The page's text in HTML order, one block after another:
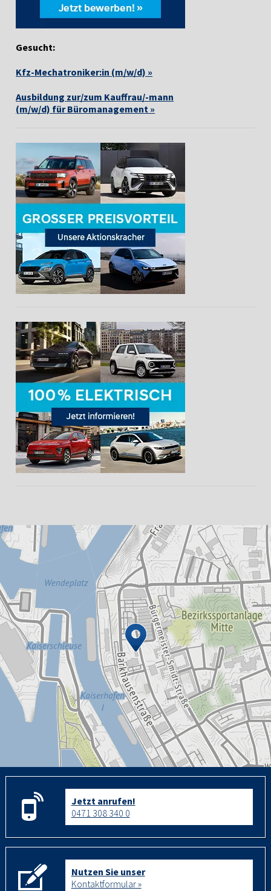
Gesucht:
Kfz-Mechatroniker:in (m/w/d) »
Ausbildung zur/zum Kauffrau/-mann
(m/w/d) für Büromanagement »
Jetzt anrufen!
0471 308 340 0
Nutzen Sie unser
Kontaktformular »